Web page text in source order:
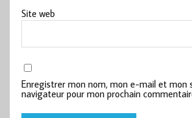
Site web
Enregistrer mon nom, mon e-mail et mon
navigateur pour mon prochain